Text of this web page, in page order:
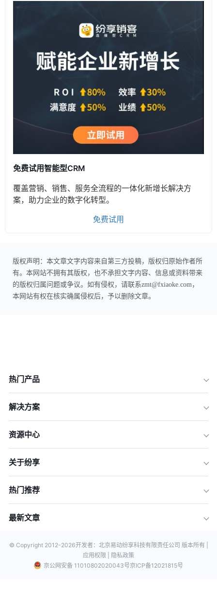
免费试用智能型CRM
覆盖营销、销售、服务全流程的一体化新增长解决方
案，助力企业的数字化转型。
免费试用
版权声明：本文章文字内容来自第三方投稿，版权归原始作者所
有。本网站不拥有其版权，也不承担文字内容、信息或资料带来
的版权归属问题或争议。如有侵权，请联系zmt@fxiaoke.com，
本网站有权在核实确属侵权后，予以删除文章。
热门产品
解决方案
资源中心
关于纷享
热门推荐
最新文章
© Copyright 2012-2026开发者：北京易动纷享科技有限责任公司 版本所有 |
应用权限 |
隐私政策
京公网安备 11010802020043号京ICP备12021815号